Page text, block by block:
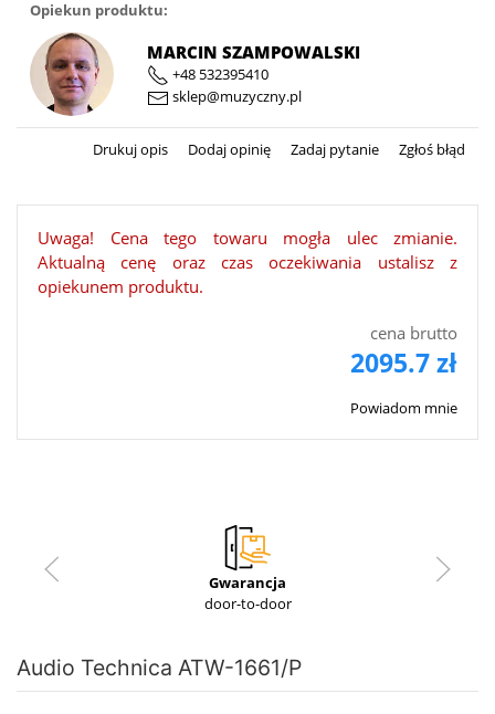
Opiekun produktu:
MARCIN SZAMPOWALSKI
+48 532395410
sklep@muzyczny.pl
Drukuj opis Dodaj opinię Zadaj pytanie Zgłoś błąd
Uwaga! Cena tego towaru mogła ulec zmianie.
Aktualną cenę oraz czas oczekiwania ustalisz z
opiekunem produktu.
cena brutto
2095.7 zł
Powiadom mnie
Gwarancja
door-to-door
Audio Technica ATW-1661/P